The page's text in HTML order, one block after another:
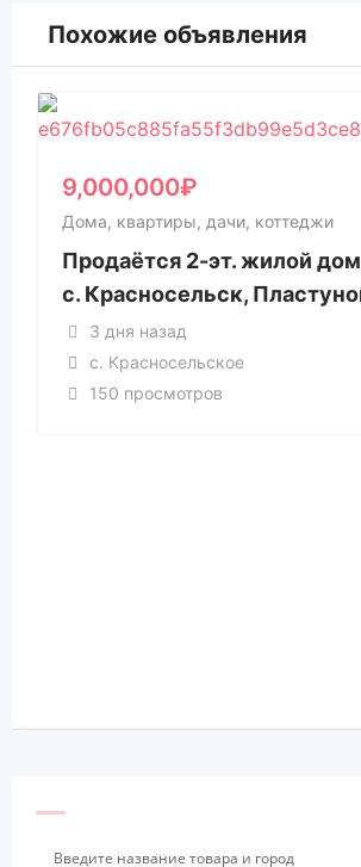
Похожие объявления
9,000,000₽
Дома, квартиры, дачи, коттеджи
Продаётся 2-эт. жилой
с. Красносельск,
3 дня назад
с. Красносельское
150 просмотров